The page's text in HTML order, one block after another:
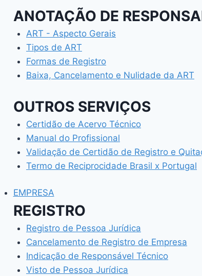
ANOTAÇÃO DE
ART - Aspecto Gerais
Tipos de ART
Formas de Registro
Baixa, Cancelamento e Nulidade da ART
OUTROS SERVIÇOS
Certidão de Acervo Técnico
Manual do Profissional
Validação de Certidão de Registro e
Termo de Reciprocidade Brasil x Portugal
EMPRESA
REGISTRO
Registro de Pessoa Jurídica
Cancelamento de Registro de Empresa
Indicação de Responsável Técnico
Visto de Pessoa Jurídica